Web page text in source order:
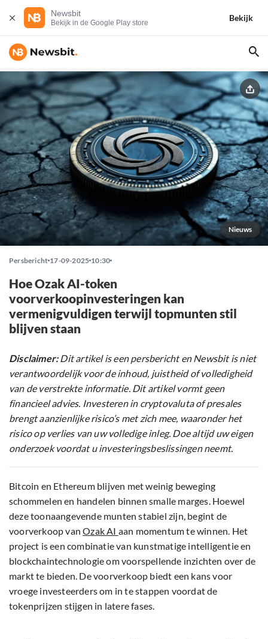
Newsbit
Bekijk in de Google Play store
Bekijk
Nieuws
Persbericht 17-09-2025 10:30
Hoe Ozak AI-token
voorverkoopinvesteringen kan
vermenigvuldigen terwijl topmunten stil
blijven staan
Disclaimer:Dit artikel is een persbericht en Newsbit is niet
verantwoordelijk voor de inhoud, juistheid of volledigheid
van de verstrekte informatie. Dit artikel vormt geen
financieel advies. Investeren in cryptovaluta of presales
brengt aanzienlijke risico’s met zich mee, waaronder het
risico op verlies van uw volledige inleg. Doe altijd uw eigen
onderzoek voordat u investeringsbeslissingen neemt.
Bitcoin en Ethereum blijven met weinig beweging
schommelen en handelen binnen smalle marges. Hoewel
deze toonaangevende munten stabiel zijn, begint de
voorverkoop vanOzak AI aan momentum te winnen. Het
project is een combinatie van kunstmatige intelligentie en
blockchaintechnologie om voorspellende inzichten over de
markt te bieden. De voorverkoop biedt een kans voor
vroege investeerders om in te stappen voordat de
tokenprijzen stijgen in latere fases.